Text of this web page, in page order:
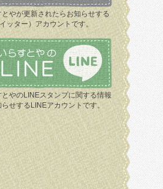
とやが更新されたらお知らせする
ッター）アカウントです。
とやのLINEスタンプに関する情報
らせするLINEアカウントです。